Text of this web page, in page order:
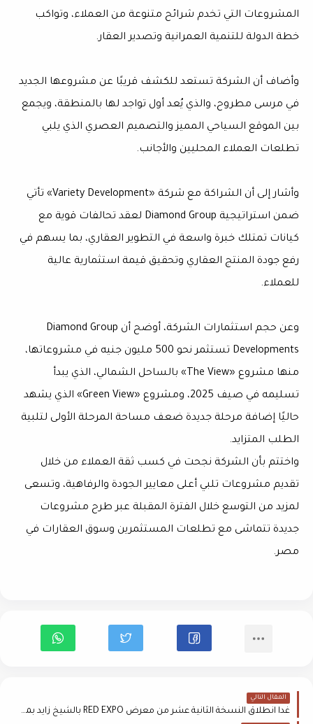
المشروعات التي تخدم شرائح متنوعة من العملاء، وتواكب
خطة الدولة للتنمية العمرانية وتصدير العقار.
وأضاف أن الشركة تستعد للكشف قريبًا عن مشروعها الجديد
في مرسى مطروح، والذي يُعد أول تواجد لها بالمنطقة، ويجمع
بين الموقع السياحي المميز والتصميم العصري الذي يلبي
تطلعات العملاء المحليين والأجانب.
وأشار إلى أن الشراكة مع شركة «Variety Development» تأتي
ضمن استراتيجية Diamond Group لعقد تحالفات قوية مع
كيانات تمتلك خبرة واسعة في التطوير العقاري، بما يسهم في
رفع جودة المنتج العقاري وتحقيق قيمة استثمارية عالية
للعملاء.
وعن حجم استثمارات الشركة، أوضح أن Diamond Group
Developments تستثمر نحو 500 مليون جنيه في مشروعاتها،
منها مشروع «The View» بالساحل الشمالي، الذي يبدأ
تسليمه في صيف 2025، ومشروع «Green View» الذي يشهد
حاليًا إضافة مرحلة جديدة ضعف مساحة المرحلة الأولى لتلبية
الطلب المتزايد.
واختتم بأن الشركة نجحت في كسب ثقة العملاء من خلال
تقديم مشروعات تلبي أعلى معايير الجودة والرفاهية، وتسعى
لمزيد من التوسع خلال الفترة المقبلة عبر طرح مشروعات
جديدة تتماشى مع تطلعات المستثمرين وسوق العقارات في
مصر.
المقال التالي
غداً انطلاق النسخة الثانية عشر من معرض RED EXPO بالشيخ زايد بمشاركة 47 مطوراً و200 مشروع عقاري